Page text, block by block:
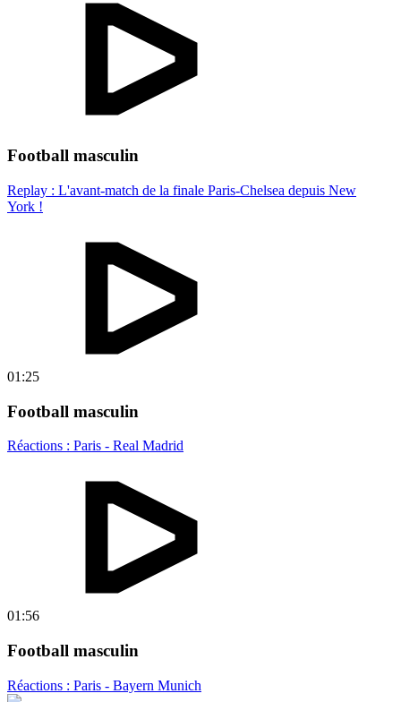
Football masculin
Replay : L'avant-match de la finale Paris-Chelsea depuis New
York !
01:25
Football masculin
Réactions : Paris - Real Madrid
01:56
Football masculin
Réactions : Paris - Bayern Munich